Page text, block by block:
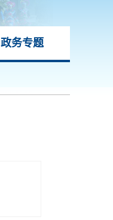
政务专题